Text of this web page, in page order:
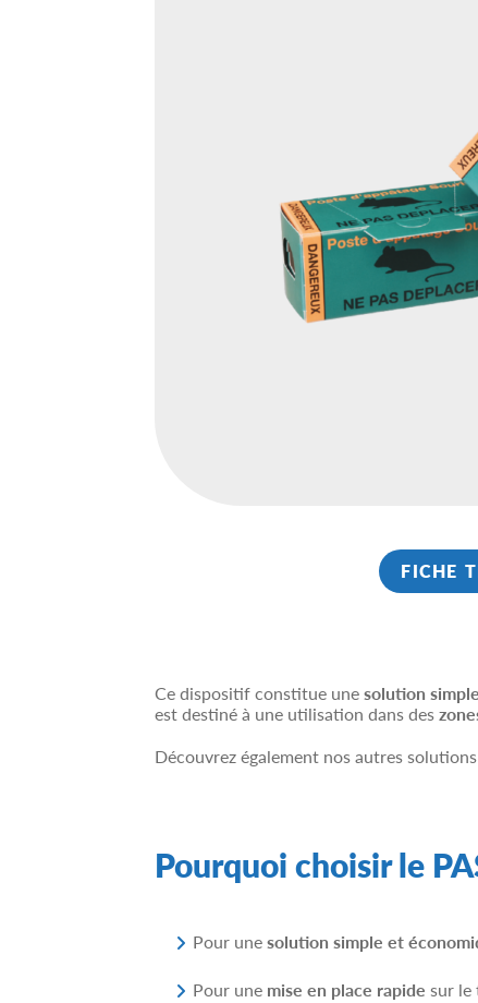
FICHE
Ce dispositif constitue unesolution
est destiné à une utilisation dans des
Découvrez également nos autres
Pourquoi choisir le
Pour unesolution simple et
Pour une mise en place rapide sur le